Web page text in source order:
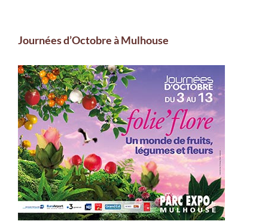
Journées d’Octobre à Mulhouse